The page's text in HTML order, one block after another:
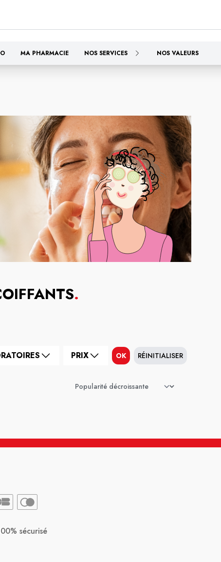
MA PHARMACIE NOS SERVICES NOS VALEURS
.
PRIX OK RÉINITIALISER
sécurisé